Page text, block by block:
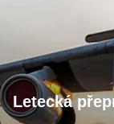
Letecká